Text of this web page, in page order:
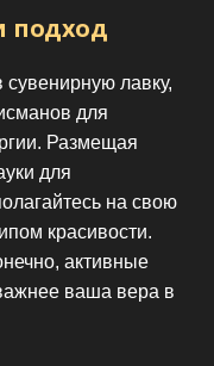
подход
лавку,
для
Размещая
для
на свою
красивости.
активные
ваша вера в